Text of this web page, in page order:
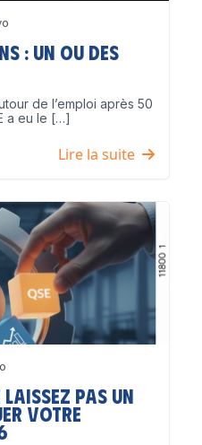
: un ou des
de l’emploi après 50
a eu le […]
Lire la suite
laissez pas un
votre